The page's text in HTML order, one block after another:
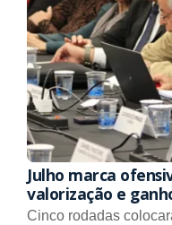
Julho marca
valorização e
Cinco rodadas